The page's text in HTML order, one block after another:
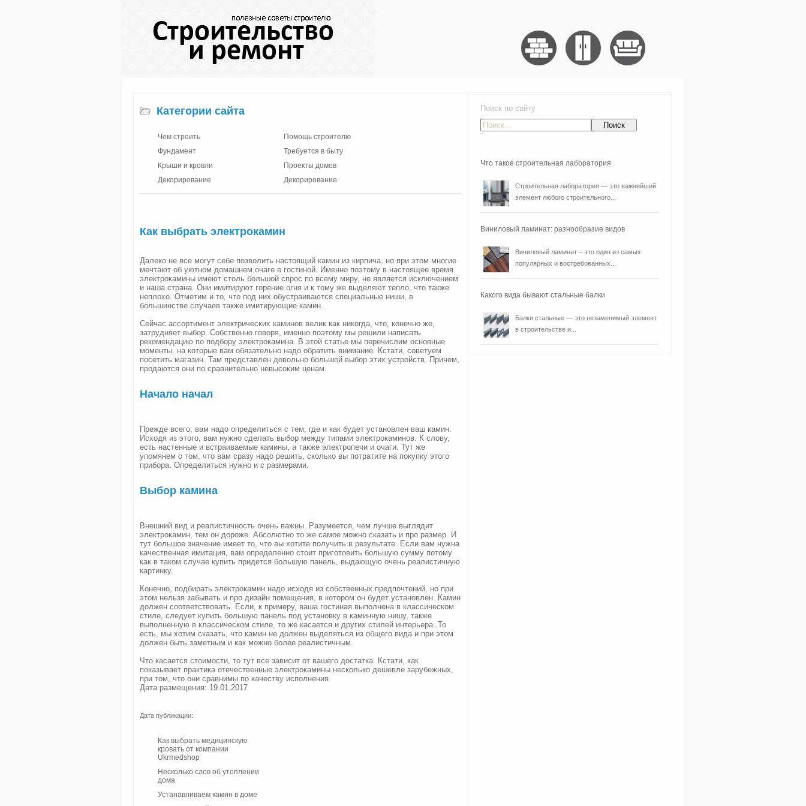
Категории сайта
Чем строить
Фундамент
Крыши и кровли
Декорирование
Помощь строителю
Требуется в быту
Проекты домов
Декорирование
Как выбрать электрокамин
Далеко не все могут себе позволить настоящий камин из кирпича, но при этом многие
мечтают об уютном домашнем очаге в гостиной. Именно поэтому в настоящее время
электрокамины имеют столь большой спрос по всему миру, не является исключением
и наша страна. Они имитируют горение огня и к тому же выделяют тепло, что также
неплохо. Отметим и то, что под них обустраиваются специальные ниши, в
большинстве случаев также имитирующие камин.
Сейчас ассортимент электрических каминов велик как никогда, что, конечно же,
затрудняет выбор. Собственно говоря, именно поэтому мы решили написать
рекомендацию по подбору электрокамина. В этой статье мы перечислим основные
моменты, на которые вам обязательно надо обратить внимание. Кстати, советуем
посетить магазин. Там представлен довольно большой выбор этих устройств. Причем,
продаются они по сравнительно невысоким ценам.
Начало начал
Прежде всего, вам надо определиться с тем, где и как будет установлен ваш камин.
Исходя из этого, вам нужно сделать выбор между типами электрокаминов. К слову,
есть настенные и встраиваемые камины, а также электропечи и очаги. Тут же
упомянем о том, что вам сразу надо решить, сколько вы потратите на покупку этого
прибора. Определиться нужно и с размерами.
Выбор камина
Внешний вид и реалистичность очень важны. Разумеется, чем лучше выглядит
электрокамин, тем он дороже. Абсолютно то же самое можно сказать и про размер. И
тут большое значение имеет то, что вы хотите получить в результате. Если вам нужна
качественная имитация, вам определенно стоит приготовить большую сумму потому
как в таком случае купить придется большую панель, выдающую очень реалистичную
картинку.
Конечно, подбирать электрокамин надо исходя из собственных предпочтений, но при
этом нельзя забывать и про дизайн помещения, в котором он будет установлен. Камин
должен соответствовать. Если, к примеру, ваша гостиная выполнена в классическом
стиле, следует купить большую панель под установку в каминную нишу, также
выполненную в классическом стиле, то же касается и других стилей интерьера. То
есть, мы хотим сказать, что камин не должен выделяться из общего вида и при этом
должен быть заметным и как можно более реалистичным.
Что касается стоимости, то тут все зависит от вашего достатка. Кстати, как
показывает практика отечественные электрокамины несколько дешевле зарубежных,
при том, что они сравнимы по качеству исполнения.
Дата размещения: 19.01.2017
Дата публикации:
Как выбрать медицинскую
кровать от компании
Ukrmedshop
Несколько слов об утоплении
дома
Устанавливаем камин в доме
Поиск по сайту
Что такое строительная лаборатория
Строительная лаборатория — это важнейший
элемент любого строительного...
Виниловый ламинат: разнообразие видов
Виниловый ламинат – это один из самых
популярных и востребованных...
Какого вида бывают стальные балки
Балки стальные — это незаменимый элемент
в строительстве и...